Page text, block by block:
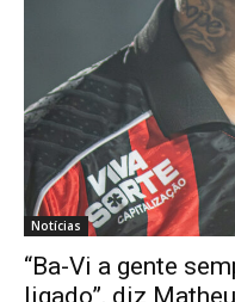
Notícias
“Ba-Vi a gente
ligado”, diz